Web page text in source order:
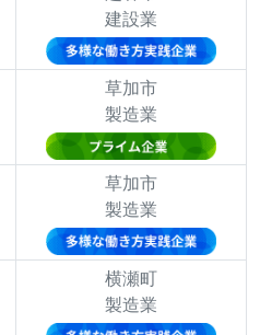
建設業
草加市
製造業
草加市
製造業
横瀬町
製造業